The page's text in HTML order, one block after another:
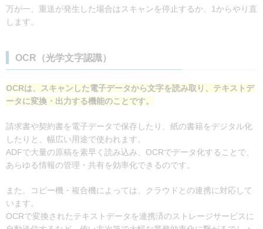
万が一、重送が発生した場合はスキャンを停止するか、1からやり直
します。
OCR（光学文字認識）
OCRは、スキャンした電子データから文字を読み取り、テキストデ
ータに変換・出力する機能のことです。
請求書や契約書を電子データで保存したり、紙の書籍をデジタル化
したりと、幅広い用途で使われます。
ADFで大量の原稿を素早く読み込み、OCRでデータ化することで、
あらゆる情報の管理・共有を効率化できるのです。
また、コピー機・複合機によっては、クラウドとの連携に対応して
います。
OCRで変換されたテキストデータを連携済のストレージサービスに